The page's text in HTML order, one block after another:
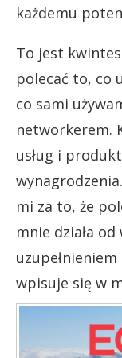
każdemu
To jest
polecać to, co
co sami
networkerem.
usług i
mi za to, że
mnie działa
wpisuje się w